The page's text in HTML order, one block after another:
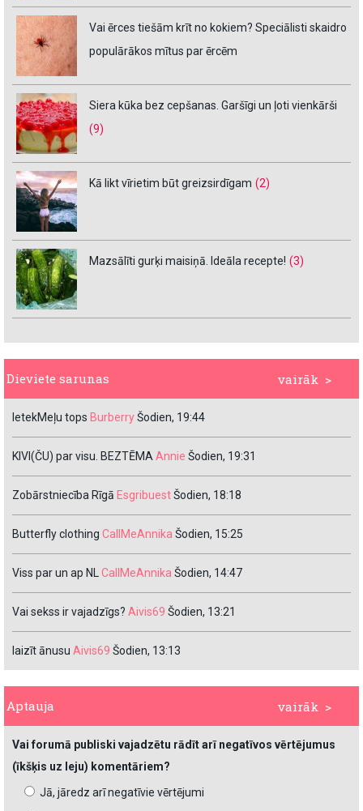
Vai ērces tiešām krīt no kokiem? Speciālisti skaidro
populārākos mītus par ērcēm
Siera kūka bez cepšanas. Garšīgi un ļoti vienkārši
(9)
Kā likt vīrietim būt greizsirdīgam (2)
Mazsālīti gurķi maisiņā. Ideāla recepte! (3)
vairāk >
Dieviete sarunas
IetekMeļu tops BurberryŠodien, 19:44
KIVI(ČU) par visu. BEZTĒMAAnnie Šodien, 19:31
Zobārstniecība Rīgā EsgribuestŠodien, 18:18
Butterfly clothing CallMeAnnika Šodien, 15:25
Viss par un ap NLCallMeAnnika Šodien, 14:47
Vai sekss ir vajadzīgs? Aivis69 Šodien, 13:21
laizīt ānusu Aivis69 Šodien, 13:13
vairāk >
Aptauja
Vai forumā publiski vajadzētu rādīt arī negatīvos vērtējumus
(īkšķis uz leju) komentāriem?
Jā, jāredz arī negatīvie vērtējumi